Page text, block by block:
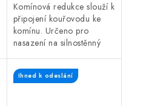
Komínová redukce slouží k
připojení kouřovodu ke
komínu. Určeno pro
nasazení na silnostěnný
mm. Průměr komína 200
mm. Délka redukce 80
Ihned k odeslání